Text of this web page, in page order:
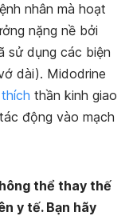
nhân mà hoạt
nặng nề bởi
sử dụng các biện
dài). Midodrine
thần kinh giao
động vào mạch
thể thay thế
y tế. Bạn hãy